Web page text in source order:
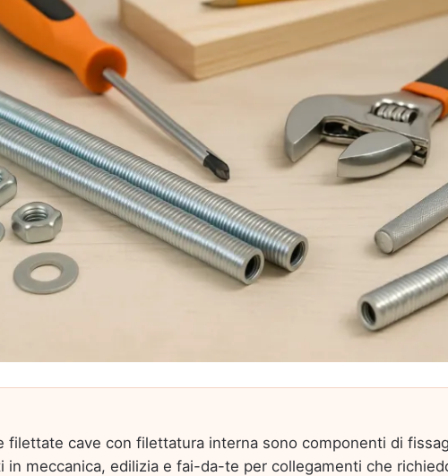
filettate cave con filettatura interna sono componenti di
in meccanica, edilizia e fai-da-te per collegamenti che